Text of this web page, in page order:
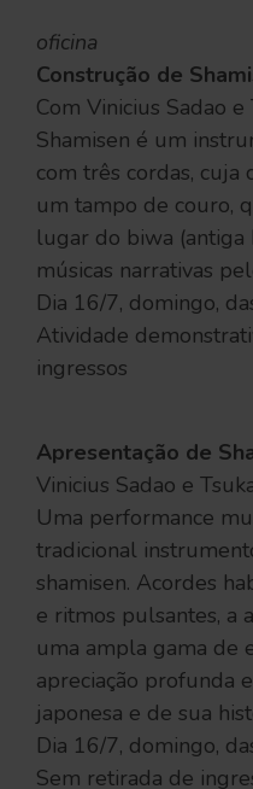
oficina
Construção de
Com Vinicius Sadao e
Shamisen é um
com três cordas, cuja
um tampo de couro,
lugar do biwa (antiga
músicas narrativas
Dia 16/7, domingo,
Atividade
ingressos
Apresentação de
Vinicius Sadao e
Uma performance
tradicional
shamisen. Acordes
e ritmos pulsantes, a
uma ampla gama de
apreciação profunda
japonesa e de sua
Dia 16/7, domingo,
Sem retirada de